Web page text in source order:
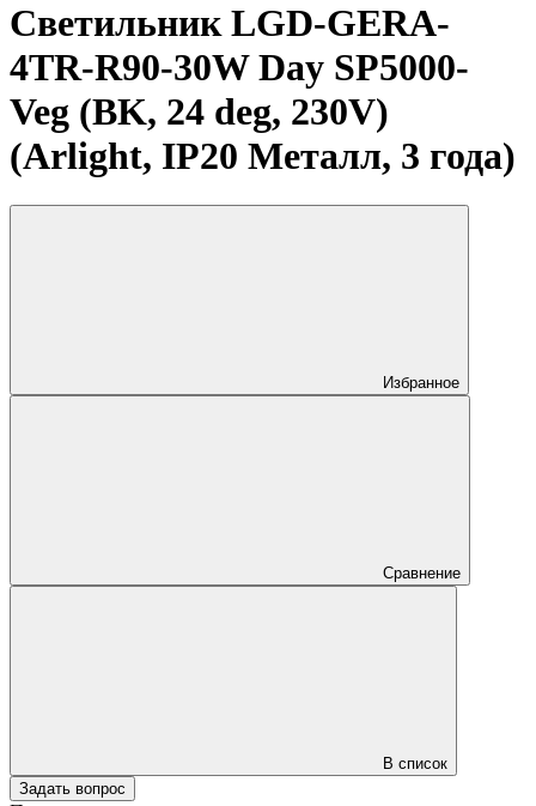
Светильник LGD-GERA-
4TR-R90-30W Day SP5000-
Veg (BK, 24 deg, 230V)
(Arlight, IP20 Металл, 3 года)
Избранное
Сравнение
В список
Задать вопрос